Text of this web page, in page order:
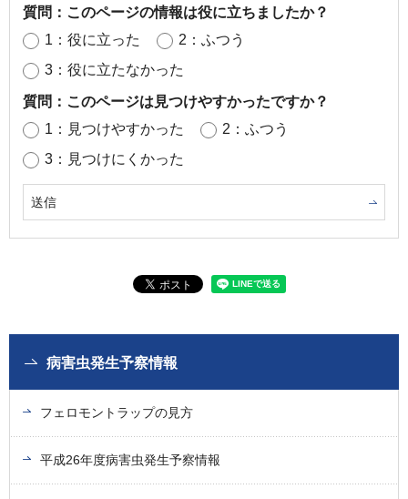
質問：このページの情報は役に立ちましたか？
1：役に立った
2：ふつう
3：役に立たなかった
質問：このページは見つけやすかったですか？
1：見つけやすかった
2：ふつう
3：見つけにくかった
病害虫発生予察情報
フェロモントラップの見方
平成26年度病害虫発生予察情報